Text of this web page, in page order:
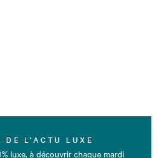
DE L’ACTU LUXE
luxe, à découvrir chaque mardi